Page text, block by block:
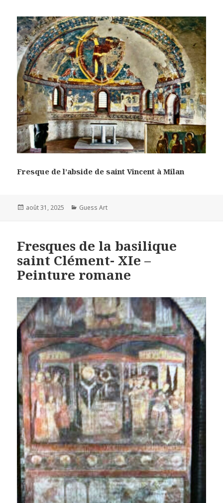
Fresque de l’abside de saint Vincent à Milan
Posted
août 31, 2025 Categories
Guess Art
Fresques de la basilique
saint Clément- XIe –
Peinture romane